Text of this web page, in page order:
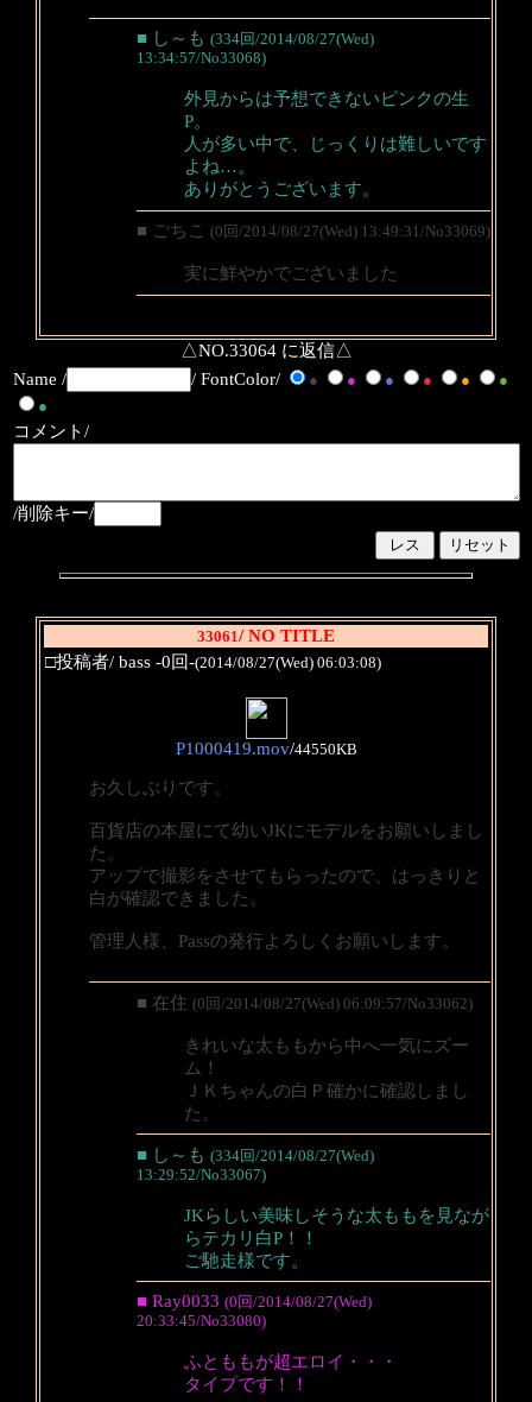
■ し～も (334回/2014/08/27(Wed)
13:34:57/No33068)
外見からは予想できないピンクの生
P。
人が多い中で、じっくりは難しいです
よね…。
ありがとうございます。
■ ごちこ (0回/2014/08/27(Wed) 13:49:31/No33069)
実に鮮やかでございました
△NO.33064 に返信△
Name /
/ FontColor/ ● ● ● ● ●
●
●
コメント/
/削除キー/
33061/ NO TITLE
□投稿者/ bass -0回-(2014/08/27(Wed) 06:03:08)
P1000419.mov/44550KB
お久しぶりです。
百貨店の本屋にて幼いJKにモデルをお願いしまし
た。
アップで撮影をさせてもらったので、はっきりと
白が確認できました。
管理人様、Passの発行よろしくお願いします。
■ 在住 (0回/2014/08/27(Wed) 06:09:57/No33062)
きれいな太ももから中へ一気にズー
ム！
ＪＫちゃんの白Ｐ確かに確認しまし
た。
■ し～も (334回/2014/08/27(Wed)
13:29:52/No33067)
JKらしい美味しそうな太ももを見なが
らテカリ白P！！
ご馳走様です。
■ Ray0033 (0回/2014/08/27(Wed)
20:33:45/No33080)
ふとももが超エロイ・・・
タイプです！！